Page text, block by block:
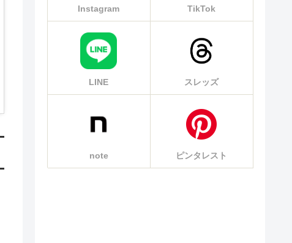
Instagram TikTok
LINE スレッズ
note ピンタレスト